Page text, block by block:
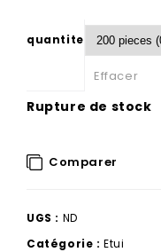
quantite
Effacer
Rupture de stock
Comparer
UGS : ND
Catégorie :Etui